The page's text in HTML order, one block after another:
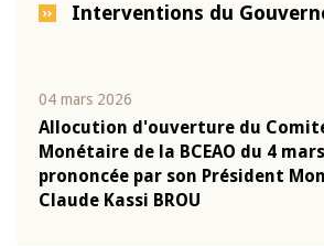
Interventions du
04 mars 2026
Allocution d'ouverture du
Monétaire de la BCEAO du 4
prononcée par son Président
Claude Kassi BROU